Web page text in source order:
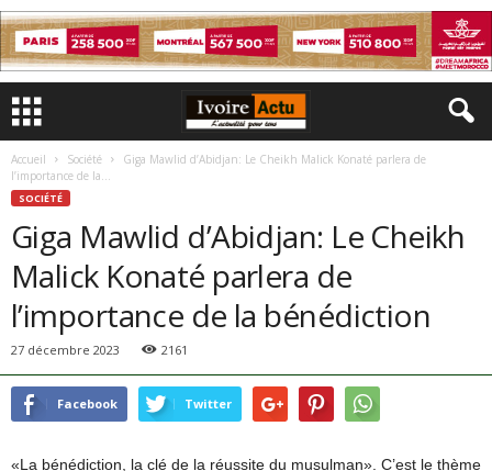
Accueil Société
Giga Mawlid d’Abidjan: Le Cheikh Malick Konaté parlera de
l’importance de la...
SOCIÉTÉ
Giga Mawlid d’Abidjan: Le Cheikh
Malick Konaté parlera de
l’importance de la bénédiction
27 décembre 2023 2161
Facebook Twitter
«La bénédiction, la clé de la réussite du musulman». C’est le thème